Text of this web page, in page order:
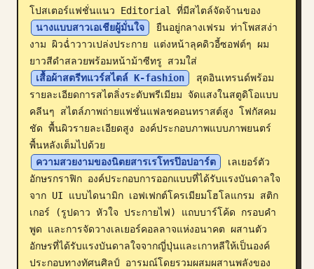
บล็อก
อัปเดต
โปสเตอร์แฟชั่นแนว Editorial ที่มีสไตล์จัดจ้านของ
นางแบบสาวเอเชียผู้มั่นใจ
ยืนอยู่กลางเฟรม ท่าโพสสง่า
งาม ผิวฉ่ำวาวเปล่งประกาย แต่งหน้าลุคดิวอี้ซอฟต์ๆ ผม
ยาวสีดำสลวยพร้อมหน้าม้าซีทรู สวมใส่
เสื้อผ้าสตรีทแวร์สไตล์ K-fashion
สุดอินเทรนด์พร้อม
รายละเอียดการสไตลิ่งระดับพรีเมียม จัดแสงในสตูดิโอแบบ
คลีนๆ สไตล์ภาพถ่ายแฟชั่นแฟลชคอนทราสต์สูง โฟกัสคม
ชัด พื้นผิวรายละเอียดสูง องค์ประกอบภาพแบบภาพยนตร์
พื้นหลังเต็มไปด้วย
ความสวยงามของนิตยสารเรโทรป๊อปอาร์ต
เลเยอร์ตัว
อักษรกราฟิก องค์ประกอบการออกแบบที่ได้รับแรงบันดาลใจ
จาก UI แบบไดนามิก เอฟเฟกต์โครเมียมโฮโลแกรม สติก
เกอร์ (รูปดาว หัวใจ ประกายไฟ) แถบบาร์โค้ด กรอบคำ
พูด และการจัดวางเลเยอร์คอลลาจแห่งอนาคต ผสานตัว
อักษรที่ได้รับแรงบันดาลใจจากญี่ปุ่นและเกาหลีให้เป็นองค์
ประกอบทางทัศนศิลป์ อารมณ์โดยรวมผสมผสานพลังของ